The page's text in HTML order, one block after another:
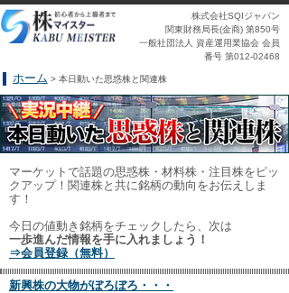
株式会社SQIジャパン
関東財務局長(金商) 第850号
一般社団法人 資産運用業協会 会員
番号 第012-02468
ホーム > 本日動いた思惑株と関連株
マーケットで話題の思惑株・材料株・注目株をピッ
クアップ！関連株と共に銘柄の動向をお伝えしま
す！
今日の値動き銘柄をチェックしたら、次は
一歩進んだ情報を手に入れましょう！
⇒会員登録（無料）
新興株の大物がぼろぼろ・・・